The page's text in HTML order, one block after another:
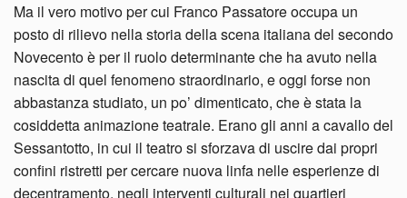
Ma il vero motivo per cui Franco Passatore occupa un
posto di rilievo nella storia della scena italiana del secondo
Novecento è per il ruolo determinante che ha avuto nella
nascita di quel fenomeno straordinario, e oggi forse non
abbastanza studiato, un po’ dimenticato, che è stata la
cosiddetta animazione teatrale. Erano gli anni a cavallo del
Sessantotto, in cui il teatro si sforzava di uscire dai propri
confini ristretti per cercare nuova linfa nelle esperienze di
decentramento, negli interventi culturali nei quartieri